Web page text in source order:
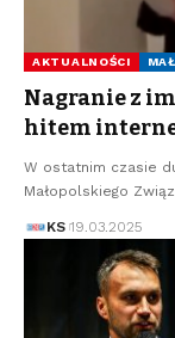
AKTUALNOŚCI
Nagranie z
hitem
W ostatnim czasie
Małopolskiego
KS 19.03.2025